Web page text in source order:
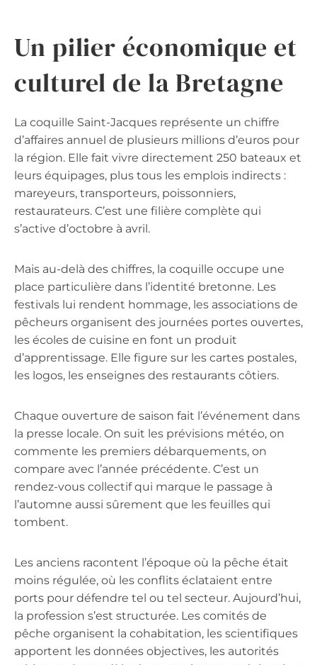
Un pilier économique et
culturel de la Bretagne
La coquille Saint-Jacques représente un chiffre
d’affaires annuel de plusieurs millions d’euros pour
la région. Elle fait vivre directement 250 bateaux et
leurs équipages, plus tous les emplois indirects :
mareyeurs, transporteurs, poissonniers,
restaurateurs. C’est une filière complète qui
s’active d’octobre à avril.
Mais au-delà des chiffres, la coquille occupe une
place particulière dans l’identité bretonne. Les
festivals lui rendent hommage, les associations de
pêcheurs organisent des journées portes ouvertes,
les écoles de cuisine en font un produit
d’apprentissage. Elle figure sur les cartes postales,
les logos, les enseignes des restaurants côtiers.
Chaque ouverture de saison fait l’événement dans
la presse locale. On suit les prévisions météo, on
commente les premiers débarquements, on
compare avec l’année précédente. C’est un
rendez-vous collectif qui marque le passage à
l’automne aussi sûrement que les feuilles qui
tombent.
Les anciens racontent l’époque où la pêche était
moins régulée, où les conflits éclataient entre
ports pour défendre tel ou tel secteur. Aujourd’hui,
la profession s’est structurée. Les comités de
pêche organisent la cohabitation, les scientifiques
apportent les données objectives, les autorités